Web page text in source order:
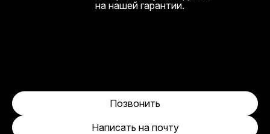
на нашей гарантии.
Написать на почту
Позвонить